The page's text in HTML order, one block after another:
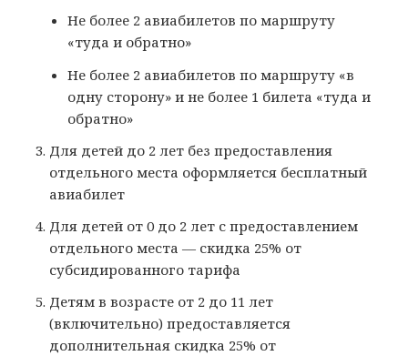
Не более 2 авиабилетов по маршруту
«туда и обратно»
Не более 2 авиабилетов по маршруту «в
одну сторону» и не более 1 билета «туда и
обратно»
Для детей до 2 лет без предоставления
отдельного места оформляется бесплатный
авиабилет
Для детей от 0 до 2 лет с предоставлением
отдельного места — скидка 25% от
субсидированного тарифа
Детям в возрасте от 2 до 11 лет
(включительно) предоставляется
дополнительная скидка 25% от